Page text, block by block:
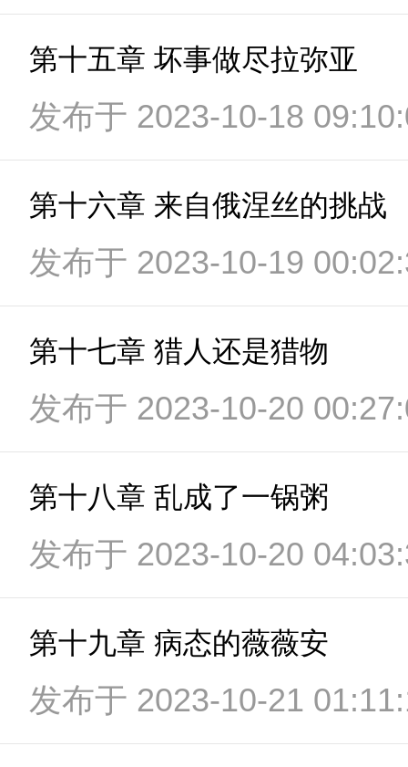
第十五章 坏事做尽拉弥亚
发布于 2023-10-18
第十六章 来自俄涅丝的挑战
发布于 2023-10-19
第十七章 猎人还是猎物
发布于 2023-10-20
第十八章 乱成了一锅粥
发布于 2023-10-20
第十九章 病态的薇薇安
发布于 2023-10-21